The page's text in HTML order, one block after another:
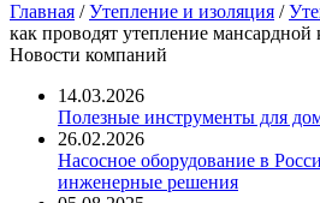
Главная /Утепление и изоляция /
как проводят утепление
Новости компаний
14.03.2026
Полезные инструменты для
26.02.2026
Насосное оборудование в
инженерные решения